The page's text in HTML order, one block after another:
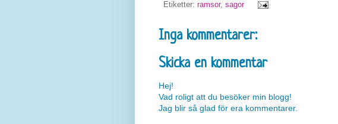
Etiketter: ramsor, sagor
Inga kommentarer:
Skicka en kommentar
Hej!
Vad roligt att du besöker min blogg!
Jag blir så glad för era kommentarer.